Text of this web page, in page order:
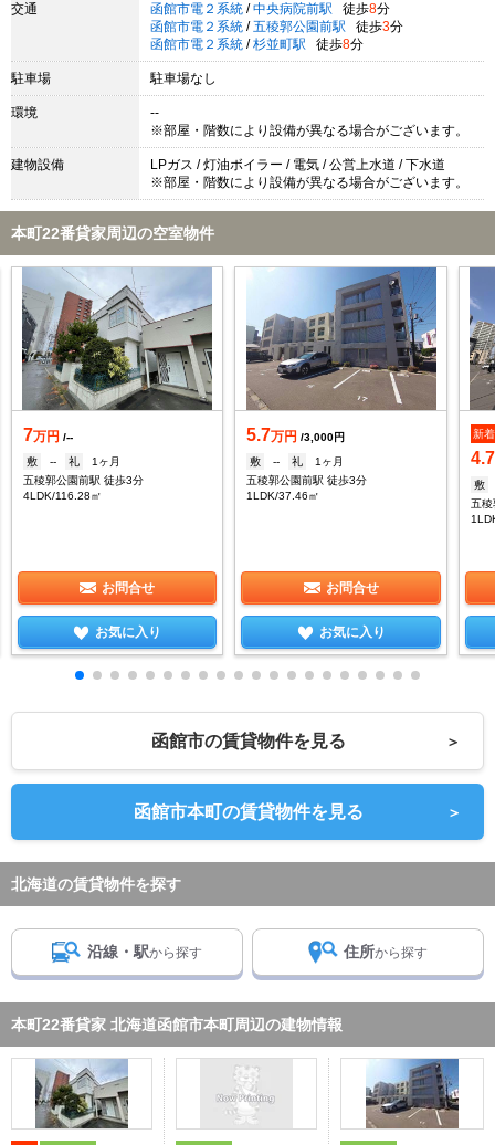
交通 函館市電２系統 / 中央病院前駅 徒歩8分
函館市電２系統 / 五稜郭公園前駅 徒歩3分
函館市電２系統 / 杉並町駅 徒歩8分
駐車場 駐車場なし
環境
--
※部屋・階数により設備が異なる場合がございます。
建物設備
LPガス / 灯油ボイラー / 電気 / 公営上水道 / 下水道
※部屋・階数により設備が異なる場合がございます。
本町22番貸家周辺の空室物件
7万円 /--
敷
-- 礼
1ヶ月
五稜郭公園前駅 徒歩3分
4LDK/116.28㎡
お問合せ
お気に入り
5.7万円 /3,000円
敷
-- 礼
1ヶ月
五稜郭公園前駅 徒歩3分
1LDK/37.46㎡
お問合せ
お気に入り
新着
4.7
敷
五稜
函館市の賃貸物件を見る ＞
函館市本町の賃貸物件を見る ＞
北海道の賃貸物件を探す
沿線・駅から探す 住所から探す
本町22番貸家 北海道函館市本町周辺の建物情報